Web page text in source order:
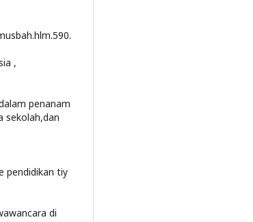
,
penanam
sekolah,dan
pendidikan tiy
di